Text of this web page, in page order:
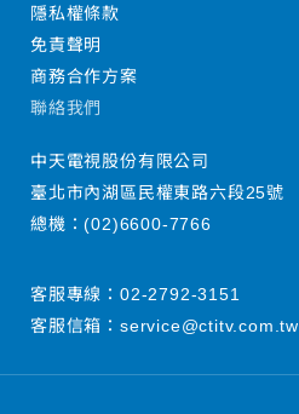
隱私權條款
免責聲明
商務合作方案
聯絡我們
中天電視股份有限公司
臺北市內湖區民權東路六段25號
總機：(02)6600-7766
客服專線： 02-2792-3151
客服信箱： service@ctitv.com.tw